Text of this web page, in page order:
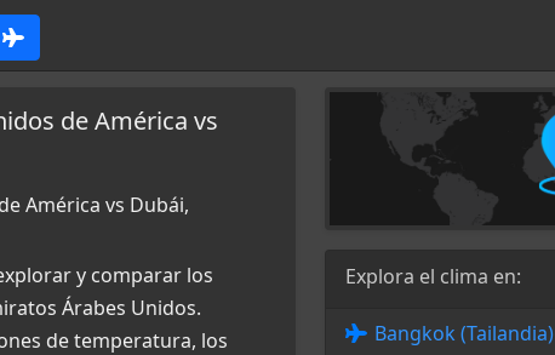
de América vs
América vs Dubái,
y comparar los
Árabes Unidos.
de temperatura, los
Explora el clima en:
Bangkok (Tailandia)